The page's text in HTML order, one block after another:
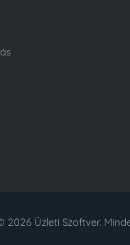
2026 Üzleti Szoftver.